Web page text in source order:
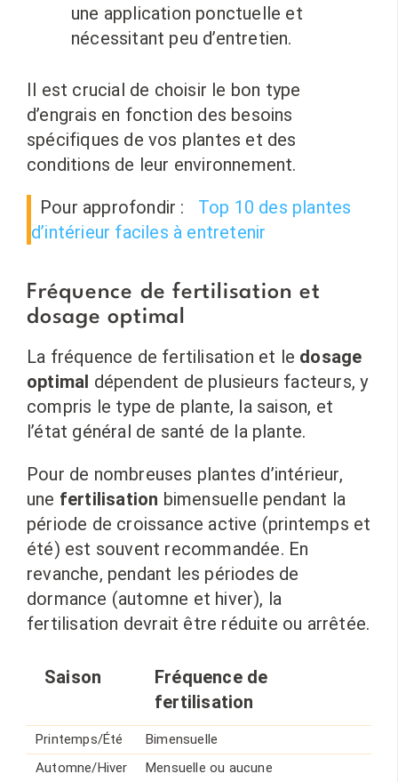
une application ponctuelle et
nécessitant peu d’entretien.
Il est crucial de choisir le bon type
d’engrais en fonction des besoins
spécifiques de vos plantes et des
conditions de leur environnement.
Pour approfondir :
Top 10 des plantes
d’intérieur faciles à entretenir
Fréquence de fertilisation et
dosage optimal
La fréquence de fertilisation et le dosage
optimal dépendent de plusieurs facteurs, y
compris le type de plante, la saison, et
l’état général de santé de la plante.
Pour de nombreuses plantes d’intérieur,
une fertilisation bimensuelle pendant la
période de croissance active (printemps et
été) est souvent recommandée. En
revanche, pendant les périodes de
dormance (automne et hiver), la
fertilisation devrait être réduite ou arrêtée.
Saison
Fréquence de
fertilisation
Printemps/Été
Bimensuelle
Automne/Hiver
Mensuelle ou aucune